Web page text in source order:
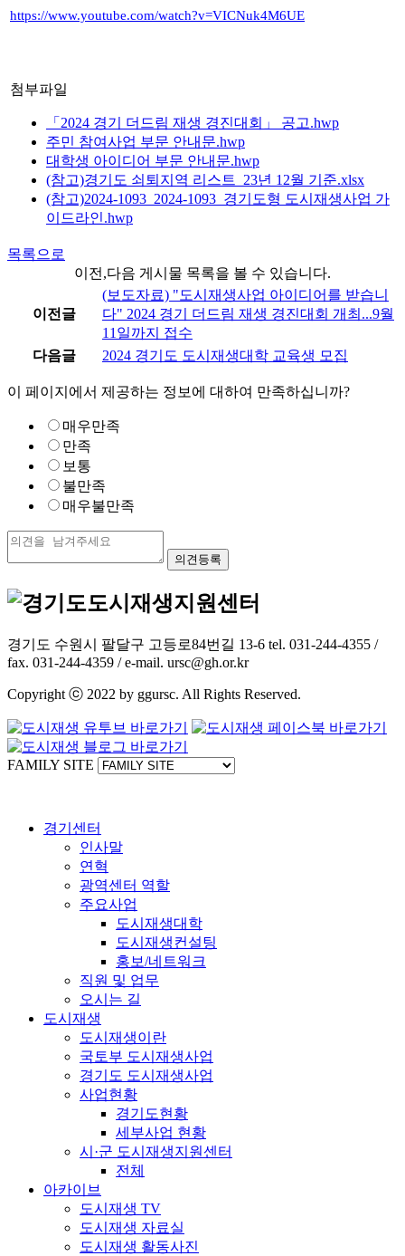
https://www.youtube.com/watch?v=VICNuk4M6UE
첨부파일
「2024 경기 더드림 재생 경진대회」 공고.hwp
주민 참여사업 부문 안내문.hwp
대학생 아이디어 부문 안내문.hwp
(참고)경기도 쇠퇴지역 리스트_23년 12월 기준.xlsx
(참고)2024-1093_2024-1093_경기도형 도시재생사업 가
이드라인.hwp
목록으로
이전,다음 게시물 목록을 볼 수 있습니다.
이전글
(보도자료) "도시재생사업 아이디어를 받습니
다" 2024 경기 더드림 재생 경진대회 개최...9월
11일까지 접수
다음글
2024 경기도 도시재생대학 교육생 모집
이 페이지에서 제공하는 정보에 대하여 만족하십니까?
매우만족
만족
보통
불만족
매우불만족
경기도 수원시 팔달구 고등로84번길 13-6 tel. 031-244-4355 /
fax. 031-244-4359 / e-mail. ursc@gh.or.kr
Copyright ⓒ 2022 by ggursc. All Rights Reserved.
FAMILY SITE
경기센터
인사말
연혁
광역센터 역할
주요사업
도시재생대학
도시재생컨설팅
홍보/네트워크
직원 및 업무
오시는 길
도시재생
도시재생이란
국토부 도시재생사업
경기도 도시재생사업
사업현황
경기도현황
세부사업 현황
시·군 도시재생지원센터
전체
아카이브
도시재생 TV
도시재생 자료실
도시재생 활동사진